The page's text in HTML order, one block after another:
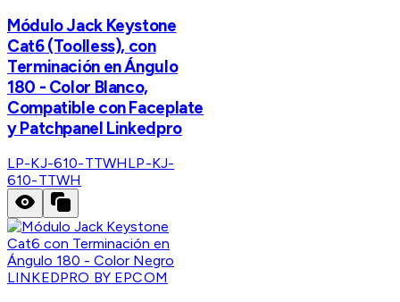
Módulo Jack Keystone
Cat6 (Toolless), con
Terminación en Ángulo
180 - Color Blanco,
Compatible con Faceplate
y Patchpanel Linkedpro
LP-KJ-610-TTWHLP-KJ-
610-TTWH
LINKEDPRO BY EPCOM